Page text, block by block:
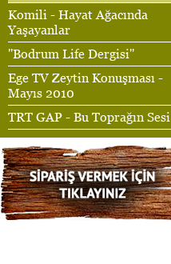
Komili - Hayat Ağacında
Yaşayanlar
''Bodrum Life Dergisi''
Ege TV Zeytin Konuşması -
Mayıs 2010
TRT GAP - Bu Toprağın Sesi